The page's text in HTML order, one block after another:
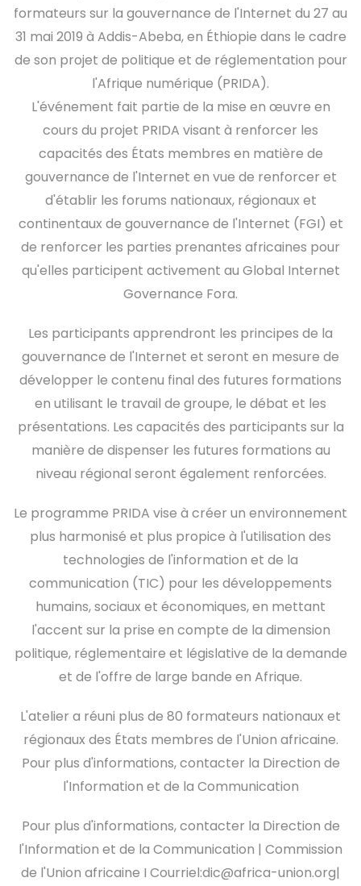
formateurs sur la gouvernance de l'Internet du 27 au
31 mai 2019 à Addis-Abeba, en Éthiopie dans le cadre
de son projet de politique et de réglementation pour
l'Afrique numérique (PRIDA).
L'événement fait partie de la mise en œuvre en
cours du projet PRIDA visant à renforcer les
capacités des États membres en matière de
gouvernance de l'Internet en vue de renforcer et
d'établir les forums nationaux, régionaux et
continentaux de gouvernance de l'Internet (FGI) et
de renforcer les parties prenantes africaines pour
qu'elles participent activement au Global Internet
Governance Fora.
Les participants apprendront les principes de la
gouvernance de l'Internet et seront en mesure de
développer le contenu final des futures formations
en utilisant le travail de groupe, le débat et les
présentations. Les capacités des participants sur la
manière de dispenser les futures formations au
niveau régional seront également renforcées.
Le programme PRIDA vise à créer un environnement
plus harmonisé et plus propice à l'utilisation des
technologies de l'information et de la
communication (TIC) pour les développements
humains, sociaux et économiques, en mettant
l'accent sur la prise en compte de la dimension
politique, réglementaire et législative de la demande
et de l'offre de large bande en Afrique.
L'atelier a réuni plus de 80 formateurs nationaux et
régionaux des États membres de l'Union africaine.
Pour plus d'informations, contacter la Direction de
l'Information et de la Communication
Pour plus d'informations, contacter la Direction de
l'Information et de la Communication | Commission
de l'Union africaine I Courriel:dic@africa-union.org|